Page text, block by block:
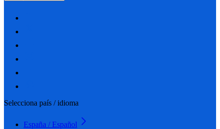
Selecciona país / idioma
España / Español